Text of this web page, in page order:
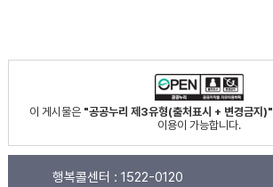
이 게시물은 "공공누리 제3유형(출처표시 + 변경금지)"
이용이 가능합니다.
행복콜센터 : 1522-0120